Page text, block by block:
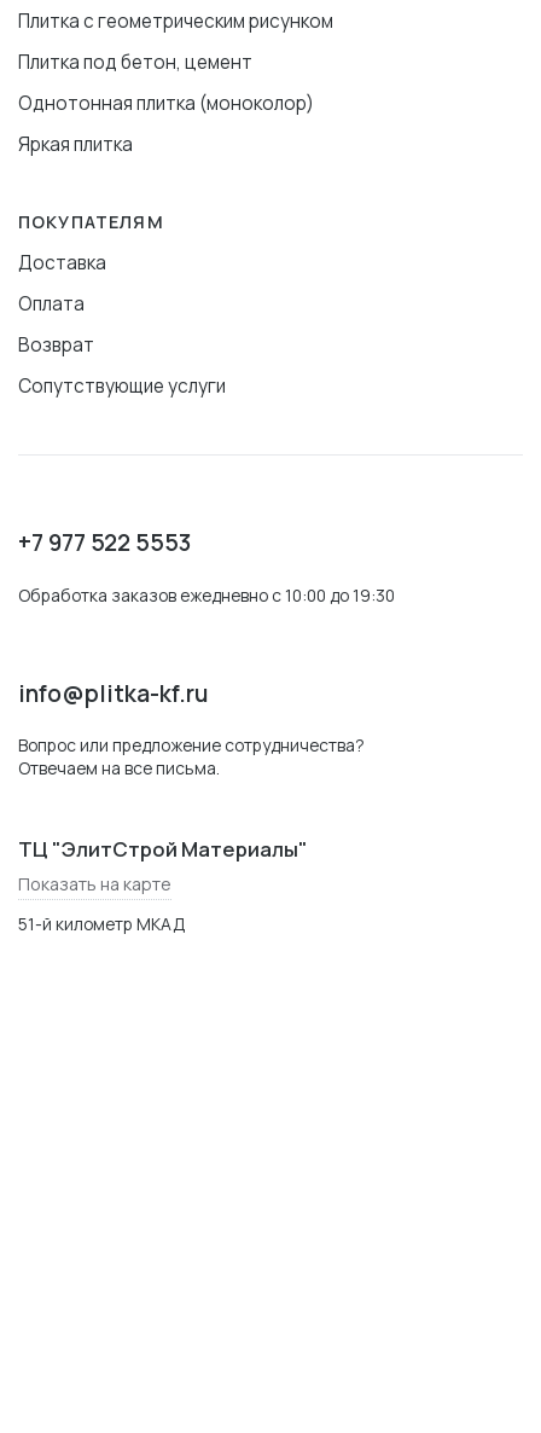
Плитка с геометрическим рисунком
Плитка под бетон, цемент
Однотонная плитка (моноколор)
Яркая плитка
ПОКУПАТЕЛЯМ
Доставка
Оплата
Возврат
Сопутствующие услуги
+7 977 522 5553
Обработка заказов ежедневно с 10:00 до 19:30
info@plitka-kf.ru
Вопрос или предложение сотрудничества?
Отвечаем на все письма.
ТЦ "ЭлитСтрой Материалы"
Показать на карте
51-й километр МКАД